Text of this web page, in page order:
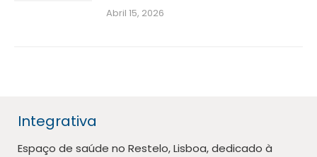
Abril 15, 2026
Integrativa
Espaço de saúde no Restelo, Lisboa, dedicado à